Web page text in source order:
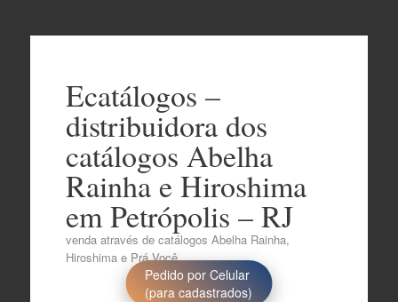
Pedido por Celular
(para cadastrados)
Ecatálogos –
distribuidora dos
catálogos Abelha
Rainha e Hiroshima
em Petrópolis – RJ
venda através de catálogos Abelha Rainha,
Hiroshima e Prá Você..